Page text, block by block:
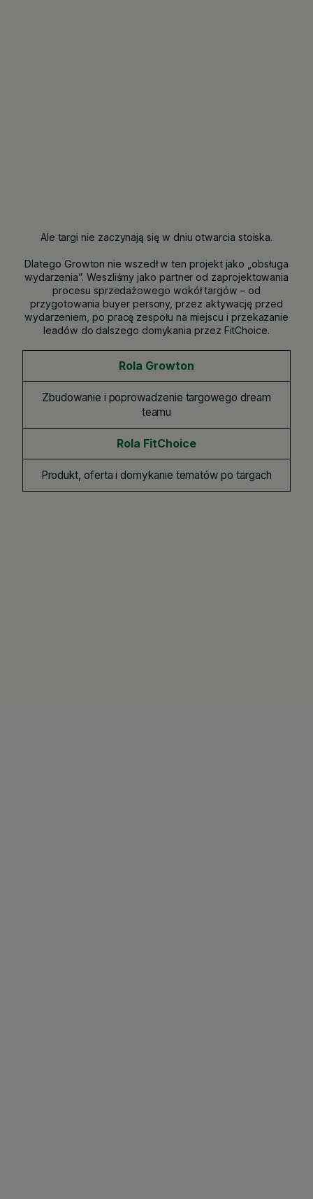
Ale targi nie zaczynają się w dniu otwarcia stoiska.
Dlatego Growton nie wszedł w ten projekt jako „obsługa
wydarzenia”. Weszliśmy jako partner od zaprojektowania
procesu sprzedażowego wokół targów – od
przygotowania buyer persony, przez aktywację przed
wydarzeniem, po pracę zespołu na miejscu i przekazanie
leadów do dalszego domykania przez FitChoice.
Rola Growton
Zbudowanie i poprowadzenie targowego dream
teamu
Rola FitChoice
Produkt, oferta i domykanie tematów po targach